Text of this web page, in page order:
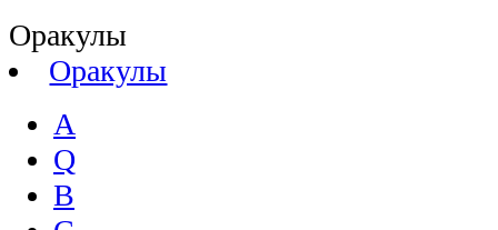
Оракулы
Оракулы
A
Q
B